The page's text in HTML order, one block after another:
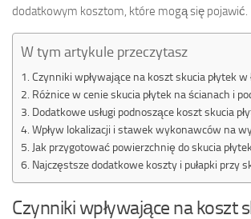
dodatkowym kosztom, które mogą się pojawić.
W tym artykule przeczytasz
Czynniki wpływające na koszt skucia płytek w
Różnice w cenie skucia płytek na ścianach i
Dodatkowe usługi podnoszące koszt skucia
Wpływ lokalizacji i stawek wykonawców na
Jak przygotować powierzchnię do skucia
Najczęstsze dodatkowe koszty i pułapki przy
Czynniki wpływające na koszt